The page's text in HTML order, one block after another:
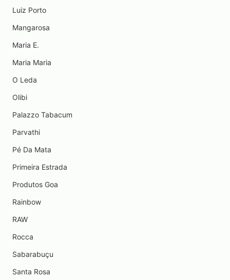
Luiz Porto
Mangarosa
Maria E.
Maria Maria
O Leda
Olibi
Palazzo Tabacum
Parvathi
Pé Da Mata
Primeira Estrada
Produtos Goa
Rainbow
RAW
Rocca
Sabarabuçu
Santa Rosa